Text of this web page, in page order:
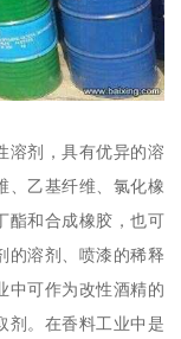
溶剂，具有优异的溶
、乙基纤维、氯化橡
酯和合成橡胶，也可
的溶剂、喷漆的稀释
中可作为改性酒精的
剂。在香料工业中是